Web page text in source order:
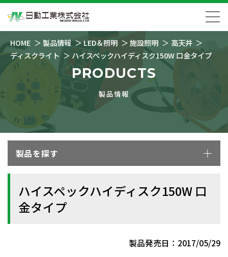
HOME 製品情報 LED＆照明 施設照明
高天井
ディスクライト
ハイスペックハイディスク150W 口金タイプ
PRODUCTS
製品情報
製品を探す
ハイスペックハイディスク150W 口
金タイプ
製品発売日：2017/05/29